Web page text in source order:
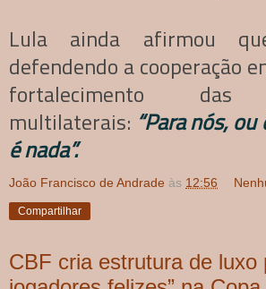
Lula ainda afirmou
defendendo a cooperação
fortalecimento das
multilaterais: “Para nós,
é nada”.
João Francisco de Andrade às 12:56
Compartilhar
CBF cria estrutura de luxo